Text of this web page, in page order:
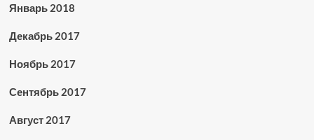
Январь 2018
Декабрь 2017
Ноябрь 2017
Сентябрь 2017
Август 2017